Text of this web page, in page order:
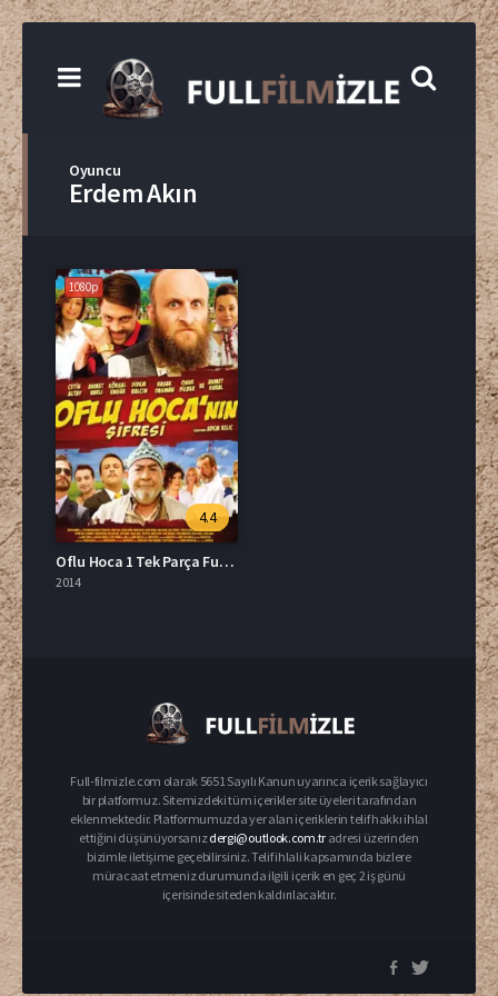
Oyuncu
Erdem Akın
1080p
4.4
Oflu Hoca 1 Tek Parça Full HD İzle
2014
Full-filmizle.com olarak 5651 Sayılı Kanun uyarınca içerik sağlayıcı
bir platformuz. Sitemizdeki tüm içerikler site üyeleri tarafından
eklenmektedir. Platformumuzda yer alan içeriklerin telif hakkı ihlal
ettiğini düşünüyorsanızdergi@outlook.com.tr adresi üzerinden
bizimle iletişime geçebilirsiniz. Telif ihlali kapsamında bizlere
müracaat etmeniz durumunda ilgili içerik en geç 2 iş günü
içerisinde siteden kaldırılacaktır.